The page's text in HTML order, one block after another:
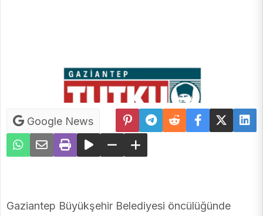
Google News
Gaziantep Büyükşehir Belediyesi öncülüğünde